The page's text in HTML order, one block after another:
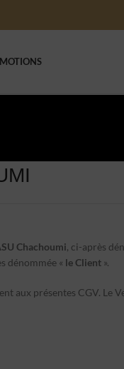
Chachoumi, ci-après
dénommée « le Client ».
aux présentes CGV. Le